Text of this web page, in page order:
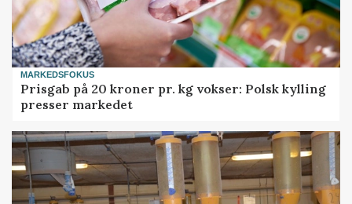
MARKEDSFOKUS
Prisgab på 20 kroner pr. kg vokser: Polsk kylling
presser markedet